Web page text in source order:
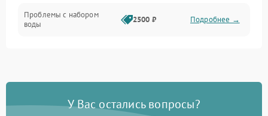
Проблемы с набором
воды
2500 ₽ Подробнее →
Замена платы управления 2200 ₽ Подробнее →
У Вас остались вопросы?